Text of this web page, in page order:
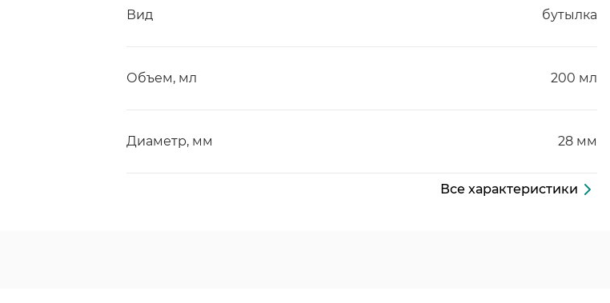
Вид бутылка
Объем, мл 200 мл
Диаметр, мм 28 мм
Все характеристики